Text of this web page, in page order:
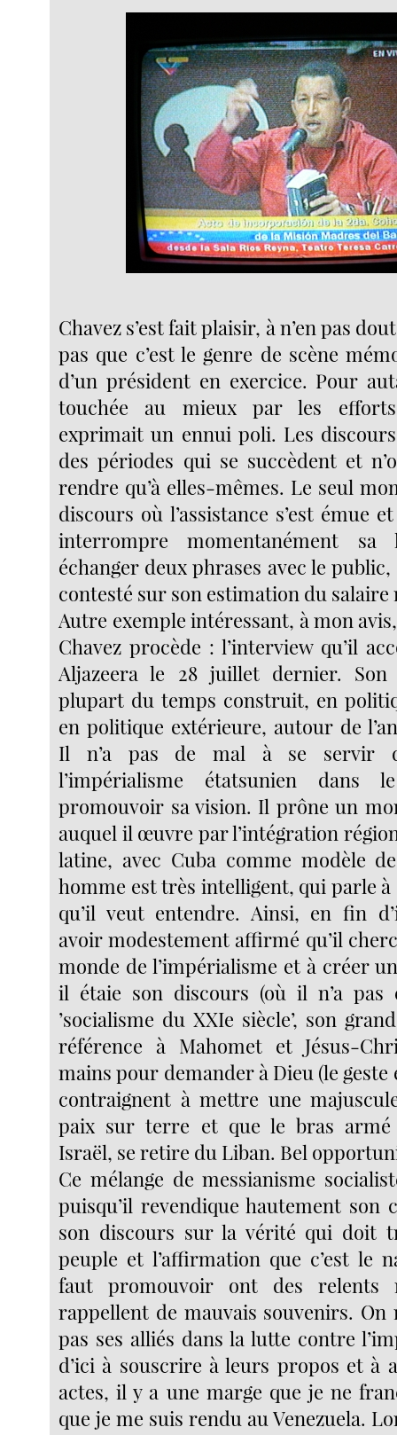
Chavez s’est fait plaisir, à n’en pas
pas que c’est le genre de scène
d’un président en exercice. Pour
touchée au mieux par les
exprimait un ennui poli. Les
des périodes qui se succèdent et
rendre qu’à elles-mêmes. Le seul
discours où l’assistance s’est émue
interrompre momentanément sa
échanger deux phrases avec le public,
contesté sur son estimation du salaire
Autre exemple intéressant, à mon
Chavez procède : l’interview qu’il
Aljazeera le 28 juillet dernier.
plupart du temps construit, en
en politique extérieure, autour de
Il n’a pas de mal à se servir
l’impérialisme étatsunien dans
promouvoir sa vision. Il prône un
auquel il œuvre par l’intégration
latine, avec Cuba comme modèle
homme est très intelligent, qui parle à
qu’il veut entendre. Ainsi, en fin
avoir modestement affirmé qu’il
monde de l’impérialisme et à créer
il étaie son discours (où il n’a pas
’socialisme du XXIe siècle’, son
référence à Mahomet et Jésus-
mains pour demander à Dieu (le geste
contraignent à mettre une
paix sur terre et que le bras armé
Israël, se retire du Liban. Bel
Ce mélange de messianisme
puisqu’il revendique hautement son
son discours sur la vérité qui doit
peuple et l’affirmation que c’est le
faut promouvoir ont des relents
rappellent de mauvais souvenirs. On
pas ses alliés dans la lutte contre
d’ici à souscrire à leurs propos et à
actes, il y a une marge que je ne
que je me suis rendu au Venezuela.